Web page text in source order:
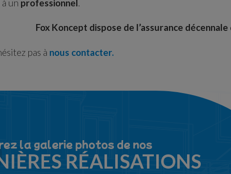
un professionnel.
Fox Koncept dispose de l’assurance
pas à nous contacter.
la galerie photos de nos
RÉALISATIONS